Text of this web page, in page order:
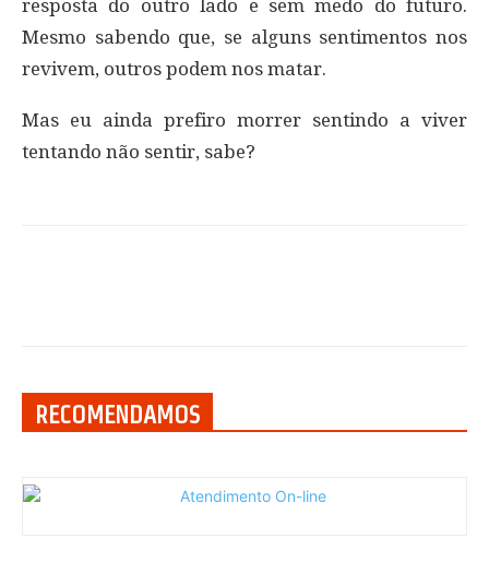
resposta do outro lado e sem medo do futuro.
Mesmo sabendo que, se alguns sentimentos nos
revivem, outros podem nos matar.
Mas eu ainda prefiro morrer sentindo a viver
tentando não sentir, sabe?
RECOMENDAMOS